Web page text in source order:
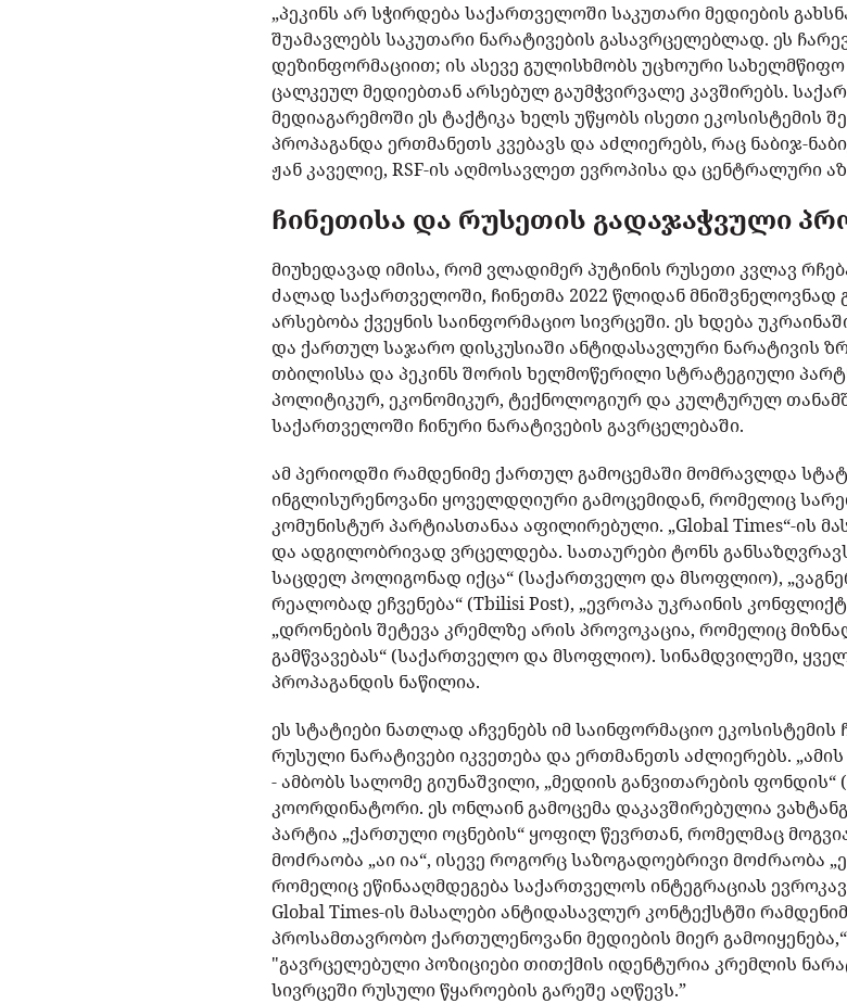
„პეკინს არ სჭირდება საქართველოში საკუთარი მედიების
შუამავლებს საკუთარი ნარატივების გასავრცელებლად. ეს
დეზინფორმაციით; ის ასევე გულისხმობს უცხოური
ცალკეულ მედიებთან არსებულ გაუმჭვირვალე კავშირებს.
მედიაგარემოში ეს ტაქტიკა ხელს უწყობს ისეთი ეკოსისტემის
პროპაგანდა ერთმანეთს კვებავს და აძლიერებს, რაც ნაბიჯ-
ჟან კაველიე, RSF-ის აღმოსავლეთ ევროპისა და ცენტრალური
ჩინეთისა და რუსეთის გადაჯაჭვული
მიუხედავად იმისა, რომ ვლადიმერ პუტინის რუსეთი კვლავ
ძალად საქართველოში, ჩინეთმა 2022 წლიდან მნიშვნელოვნად
არსებობა ქვეყნის საინფორმაციო სივრცეში. ეს ხდება
და ქართულ საჯარო დისკუსიაში ანტიდასავლური ნარატივის
თბილისსა და პეკინს შორის ხელმოწერილი სტრატეგიული
პოლიტიკურ, ეკონომიკურ, ტექნოლოგიურ და კულტურულ
საქართველოში ჩინური ნარატივების გავრცელებაში.
ამ პერიოდში რამდენიმე ქართულ გამოცემაში მომრავლდა
ინგლისურენოვანი ყოველდღიური გამოცემიდან, რომელიც
კომუნისტურ პარტიასთანაა აფილირებული. „Global Times“-ის
და ადგილობრივად ვრცელდება. სათაურები ტონს
საცდელ პოლიგონად იქცა“ (საქართველო და მსოფლიო),
რეალობად ეჩვენება“ (Tbilisi Post), „ევროპა უკრაინის
„დრონების შეტევა კრემლზე არის პროვოკაცია, რომელიც
გამწვავებას“ (საქართველო და მსოფლიო). სინამდვილეში,
პროპაგანდის ნაწილია.
ეს სტატიები ნათლად აჩვენებს იმ საინფორმაციო
რუსული ნარატივები იკვეთება და ერთმანეთს აძლიერებს. „ამის
- ამბობს სალომე გიუნაშვილი, „მედიის განვითარების
კოორდინატორი. ეს ონლაინ გამოცემა დაკავშირებულია
პარტია „ქართული ოცნების“ ყოფილ წევრთან, რომელმაც
მოძრაობა „აი ია“, ისევე როგორც საზოგადოებრივი მოძრაობა
რომელიც ეწინააღმდეგება საქართველოს ინტეგრაციას
Global Times-ის მასალები ანტიდასავლურ კონტექსტში
პროსამთავრობო ქართულენოვანი მედიების მიერ
"გავრცელებული პოზიციები თითქმის იდენტურია კრემლის
სივრცეში რუსული წყაროების გარეშე აღწევს.”